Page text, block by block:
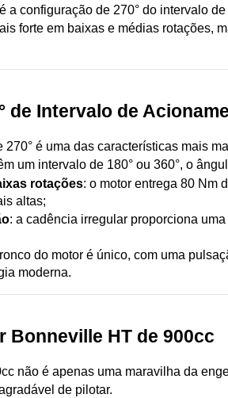
a configuração de 270° do intervalo
forte em baixas e médias rotações,
de Intervalo de
é uma das características mais
um intervalo de 180° ou 360°, o
rotações: o motor entrega 80 Nm
altas;
: a cadência irregular proporciona
do motor é único, com uma
moderna.
Bonneville HT de 900cc
não é apenas uma maravilha da
de pilotar.